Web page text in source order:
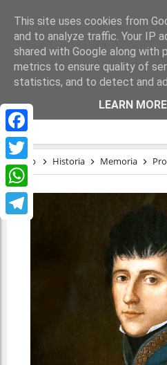
Facebook
Twitter
WhatsApp
DOSCIENTOS AÑOS
PRENDIÓ LA
Inicio Historia Memoria
This site uses cookies from
and to analyze traffic. Your IP
shared with Google along with
metrics to ensure quality of
statistics, and to detect and
LEARN MORE